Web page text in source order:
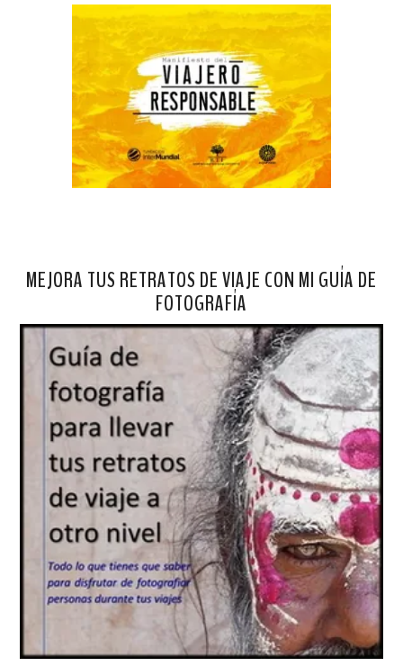
MEJORA TUS RETRATOS DE VIAJE CON MI GUÍA DE
FOTOGRAFÍA